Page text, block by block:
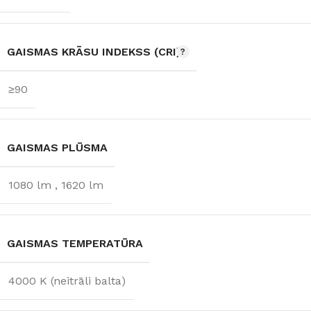
GAISMAS KRĀSU INDEKSS (CRI)
≥90
GAISMAS PLŪSMA
1080 lm , 1620 lm
GAISMAS TEMPERATŪRA
4000 K (neitrāli balta)